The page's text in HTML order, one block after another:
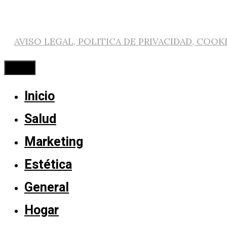
AVISO LEGAL, POLITICA DE PRIVACIDAD,
Cerrar
Inicio
Salud
Marketing
Estética
General
Hogar